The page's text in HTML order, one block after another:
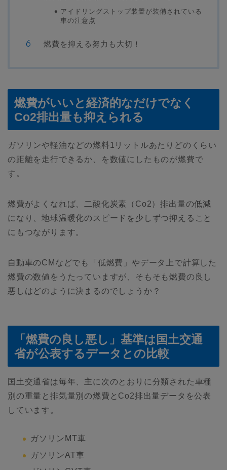
アイドリングストップ装置が装備されている
車の注意点
燃費を抑える努力も大切！
燃費がいいと経済的なだけでなく
Co2排出量も抑えられる
ガソリンや軽油などの燃料1リットルあたりどのくらい
の距離を走行できるか、を数値にしたものが燃費で
す。
燃費がよくなれば、二酸化炭素（Co2）排出量の低減
になり、地球温暖化のスピードを少しずつ抑えること
にもつながります。
自動車のCMなどでも「低燃費」やデータ上で計算した
燃費の数値をうたっていますが、そもそも燃費の良し
悪しはどのように決まるのでしょうか？
「燃費の良し悪し」基準は国土交通
省が公表するデータとの比較
国土交通省は毎年、主に次のとおりに分類された車種
別の重量と排気量別の燃費とCo2排出量データを公表
しています。
ガソリンMT車
ガソリンAT車